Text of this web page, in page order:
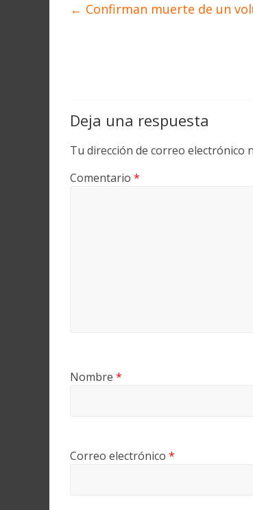
← Confirman muerte de un
Deja una respuesta
Tu dirección de correo electrónico
Comentario *
Nombre *
Correo electrónico *